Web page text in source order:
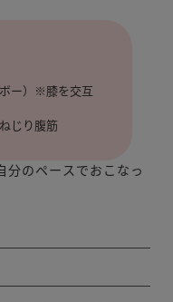
ー）※膝を交互
じり腹筋
分のペースでおこなっ